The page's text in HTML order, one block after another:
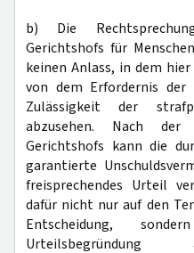
b) Die
Gerichtshofs für
keinen Anlass, in dem
von dem Erfordernis der
Zulässigkeit der
abzusehen. Nach der
Gerichtshofs kann die
garantierte
freisprechendes Urteil
dafür nicht nur auf den
Entscheidung,